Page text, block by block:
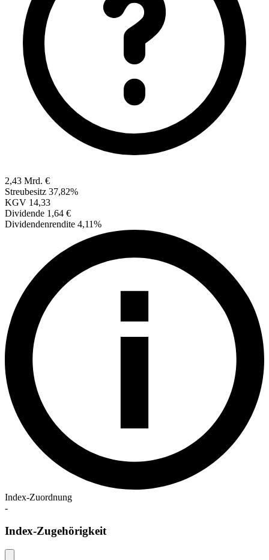
2,43 Mrd. €
Streubesitz 37,82%
KGV 14,33
Dividende 1,64 €
Dividendenrendite 4,11%
Index-Zuordnung
-
Index-Zugehörigkeit